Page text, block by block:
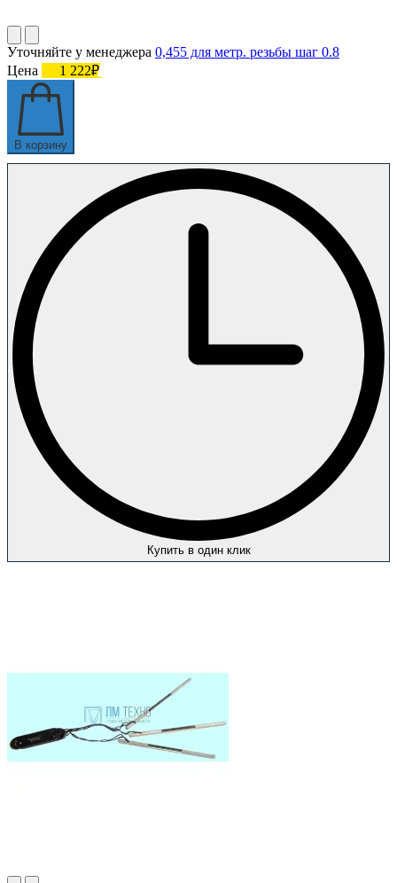
Уточняйте у менеджера 0,455 для метр. резьбы шаг 0.8
Цена
1 222₽
В корзину
Купить в один клик